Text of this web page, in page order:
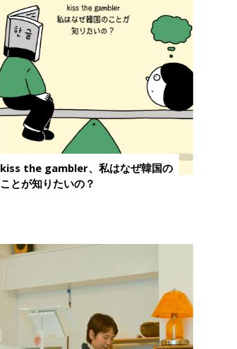
kiss the gambler、私はなぜ韓国の
ことが知りたいの？